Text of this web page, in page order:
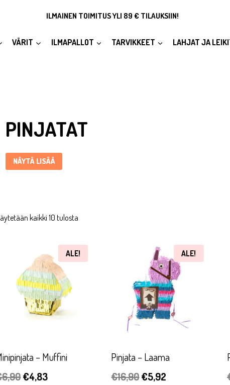
ILMAINEN TOIMITUS YLI 89 € TILAUKSIIN!
VÄRIT ILMAPALLOT TARVIKKEET LAHJAT JA
Pinjatat ... Content continues. Activate the Näytä lisää button to
PINJATAT
NÄYTÄ LISÄÄ
kaikki 10 tulosta
ALE!
– Muffini
6,90Alkuperäinen
€4,83Nykyinen
ALE!
Pinjata – Laama
€16,90Alkuperäinen
€5,92